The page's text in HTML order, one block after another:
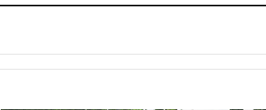
области направят 6,8 млрд